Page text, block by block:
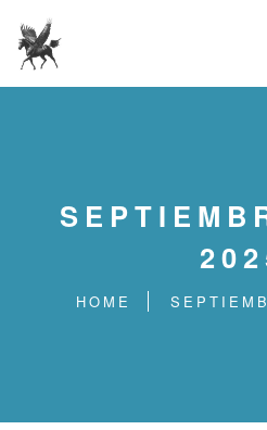
HOME